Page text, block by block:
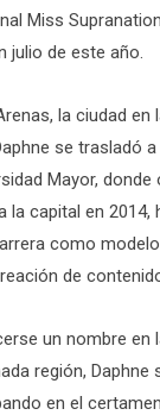
Miss
julio de este año.
la ciudad en
se trasladó
Mayor,
la capital en 2014,
como
de
un nombre en
región, Daphne
en el